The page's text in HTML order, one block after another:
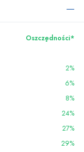
Oszczędności*
2%
6%
8%
24%
27%
29%